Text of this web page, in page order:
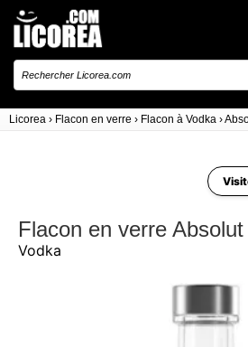
Licorea › Flacon en verre › Flacon à Vodka ›
Flacon en verre
Vodka